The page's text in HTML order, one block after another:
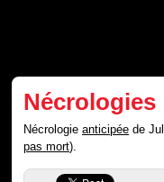
Nécrologies
Nécrologieanticipée de
pas mort).